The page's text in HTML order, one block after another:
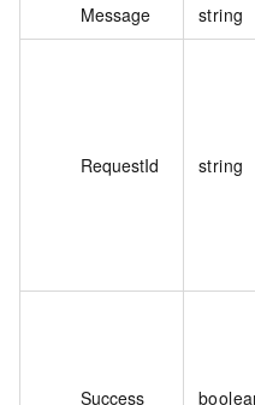
Message string
RequestId string
Success